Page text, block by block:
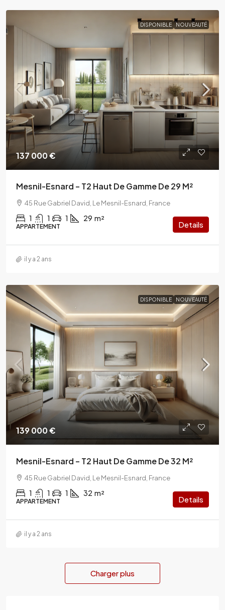
DISPONIBLE NOUVEAUTÉ
137 000 €
Mesnil-Esnard – T2 Haut De Gamme De 29 M²
45 Rue Gabriel David, Le Mesnil-Esnard, France
1 1 1 29 m²
APPARTEMENT Details
il y a 2 ans
DISPONIBLE NOUVEAUTÉ
139 000 €
Mesnil-Esnard – T2 Haut De Gamme De 32 M²
45 Rue Gabriel David, Le Mesnil-Esnard, France
1 1 1 32 m²
APPARTEMENT Details
il y a 2 ans
Charger plus